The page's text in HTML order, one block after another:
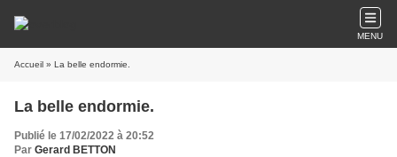
MENU
Accueil » La belle endormie.
La belle endormie.
Publié le 17/02/2022 à 20:52
Par Gerard BETTON